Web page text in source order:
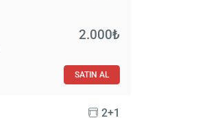
2.000₺
SATIN AL
2+1